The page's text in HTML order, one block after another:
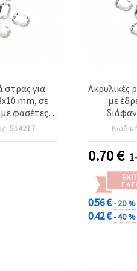
στρας για
mm, σε
φασέτες,
- 50 τεμ.
514217
Ακρυλικές
με
0.70€
ΓΙΑ
0.56 €- 20 %
0.42 €- 40 %